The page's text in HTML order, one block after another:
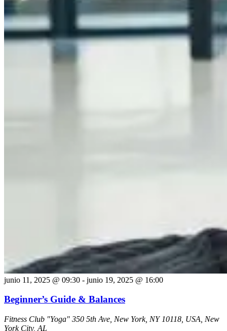
junio 11, 2025 @ 09:30 - junio 19, 2025 @ 16:00
Beginner’s Guide & Balances
Fitness Club "Yoga" 350 5th Ave, New York, NY 10118, USA, New
York City, AL